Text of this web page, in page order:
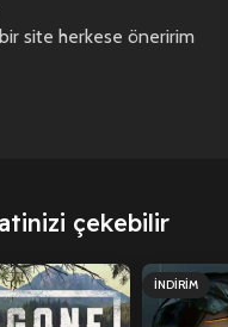
site herkese öneririm
çekebilir
İNDIRIM